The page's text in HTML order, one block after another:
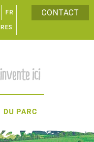
CONTACT
EN
FR
DU PARC